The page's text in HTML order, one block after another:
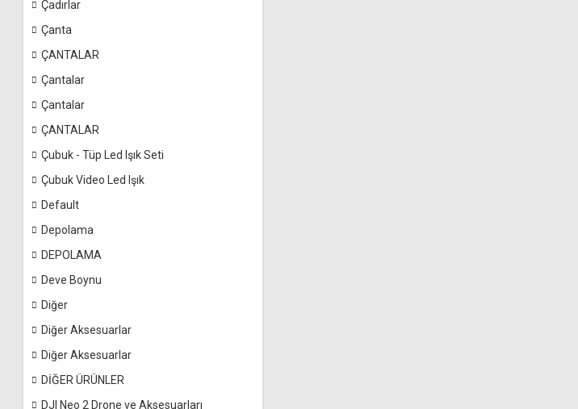
Çadırlar
Çanta
ÇANTALAR
Çantalar
Çantalar
ÇANTALAR
Çubuk - Tüp Led Işık Seti
Çubuk Video Led Işık
Default
Depolama
DEPOLAMA
Deve Boynu
Diğer
Diğer Aksesuarlar
Diğer Aksesuarlar
DİĞER ÜRÜNLER
DJI Neo 2 Drone ve Aksesuarları